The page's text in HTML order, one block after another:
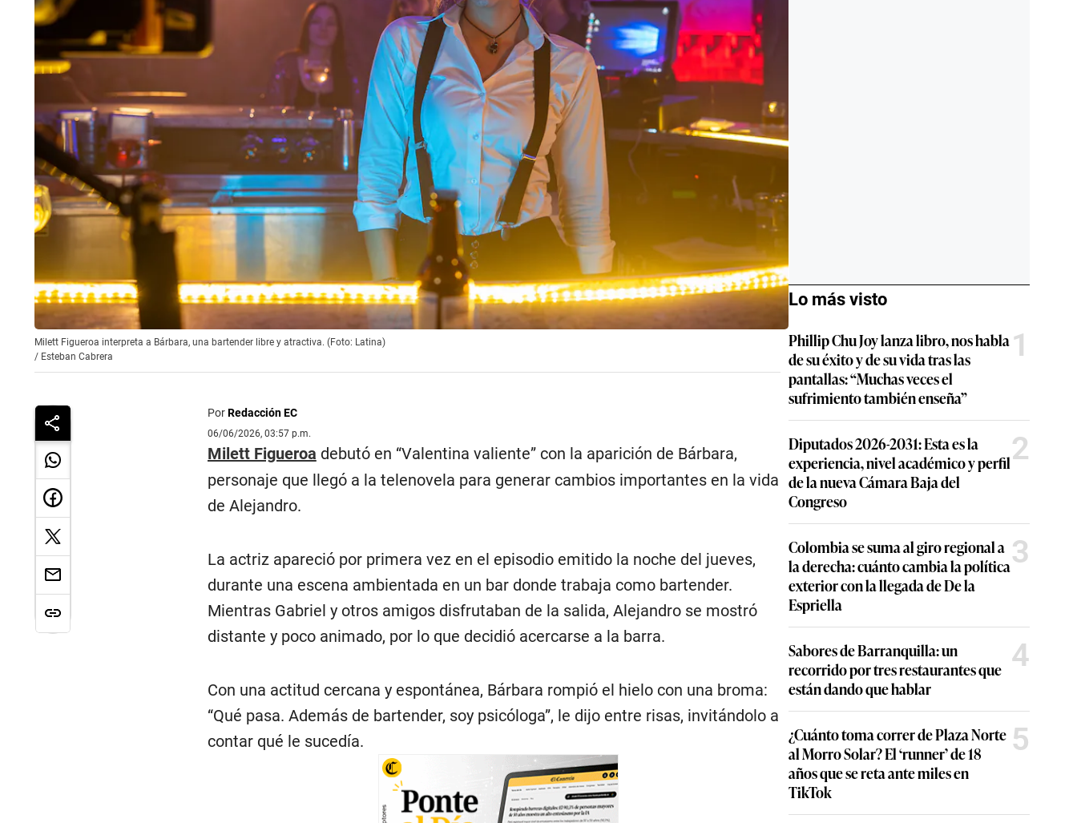
Milett Figueroa interpreta a Bárbara, una bartender libre y atractiva. (Foto: Latina)
/ Esteban Cabrera
PorRedacción EC
06/06/2026, 03:57 p.m.
Milett Figueroa debutó en “Valentina valiente” con la aparición de Bárbara,
personaje que llegó a la telenovela para generar cambios importantes en la vida
de Alejandro.
La actriz apareció por primera vez en el episodio emitido la noche del jueves,
durante una escena ambientada en un bar donde trabaja como bartender.
Mientras Gabriel y otros amigos disfrutaban de la salida, Alejandro se mostró
distante y poco animado, por lo que decidió acercarse a la barra.
Con una actitud cercana y espontánea, Bárbara rompió el hielo con una broma:
“Qué pasa. Además de bartender, soy psicóloga”, le dijo entre risas, invitándolo a
contar qué le sucedía.
Lo más visto
Phillip Chu Joy lanza libro, nos habla
de su éxito y de su vida tras las
pantallas: “Muchas veces el
sufrimiento también enseña”
1
Diputados 2026-2031: Esta es la
experiencia, nivel académico y perfil
de la nueva Cámara Baja del
Congreso
2
Colombia se suma al giro regional a
la derecha: cuánto cambia la política
exterior con la llegada de De la
Espriella
3
Sabores de Barranquilla: un
recorrido por tres restaurantes que
están dando que hablar
4
¿Cuánto toma correr de Plaza Norte
al Morro Solar? El ‘runner’ de 18
años que se reta ante miles en
TikTok
5